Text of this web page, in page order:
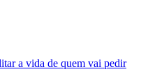
a vida de quem vai pedir